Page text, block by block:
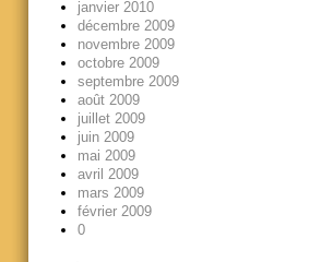
janvier 2010
décembre 2009
novembre 2009
octobre 2009
septembre 2009
août 2009
juillet 2009
juin 2009
mai 2009
avril 2009
mars 2009
février 2009
0